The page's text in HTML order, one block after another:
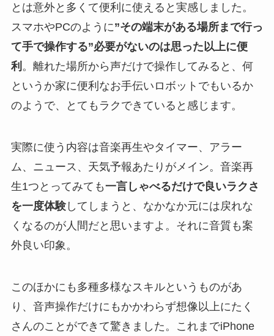
とは意外と多くて便利に使えると実感しました。
スマホやPCのように”その端末がある場所まで行っ
て手で操作する”必要がないのは思った以上に便
利 。離れた場所から声だけで操作してみると、何
というか家に便利なお手伝いロボットでもいるか
のようで、とてもラクできていると感じます。
実際に使う内容は音楽再生やタイマー、アラー
ム、ニュース、天気予報あたりがメイン。音楽再
生1つとってみても一言しゃべるだけで良いラクさ
を一度体験してしまうと、なかなか元には戻れな
くなるのが人間だと思いますよ。それに音質も案
外良い印象。
このほかにも多種多様なスキルというものがあ
り、音声操作だけにもかかわらず想像以上にたく
さんのことができて驚きました。これまでiPhone